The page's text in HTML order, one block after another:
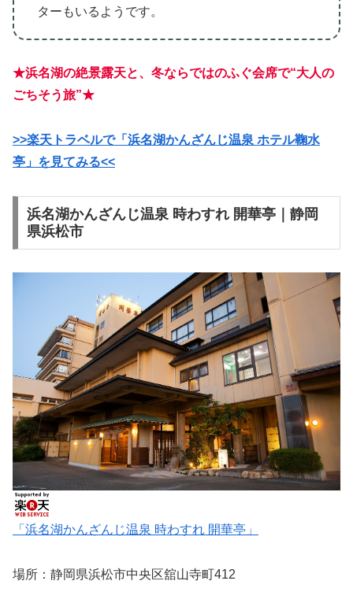
ターもいるようです。
★浜名湖の絶景露天と、冬ならではのふぐ会席で“大人の
ごちそう旅”★
>>楽天トラベルで「浜名湖かんざんじ温泉 ホテル鞠水
亭」を見てみる<<
浜名湖かんざんじ温泉 時わすれ 開華亭｜静岡
県浜松市
「浜名湖かんざんじ温泉 時わすれ 開華亭」
場所：静岡県浜松市中央区舘山寺町412